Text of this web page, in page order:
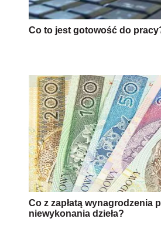
Co to jest gotowość do
Co z zapłatą wynagrodzenia
niewykonania dzieła?